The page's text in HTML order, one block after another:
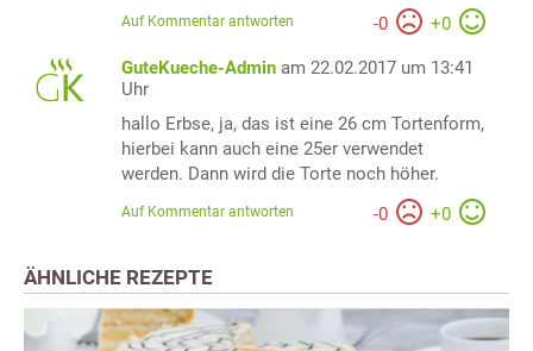
-0 +0
Auf Kommentar antworten
GuteKueche-Admin am 22.02.2017 um 13:41
Uhr
hallo Erbse, ja, das ist eine 26 cm Tortenform,
hierbei kann auch eine 25er verwendet
werden. Dann wird die Torte noch höher.
-0 +0
Auf Kommentar antworten
ÄHNLICHE REZEPTE